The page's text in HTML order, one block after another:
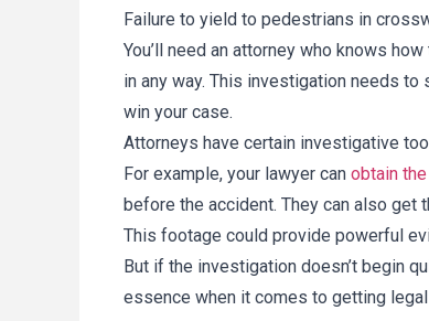
Failure to yield to pedestrians in
You’ll need an attorney who knows
in any way. This investigation needs
win your case.
Attorneys have certain investigative
For example, your lawyer can obtain
before the accident. They can also get
This footage could provide powerful
But if the investigation doesn’t begin
essence when it comes to getting